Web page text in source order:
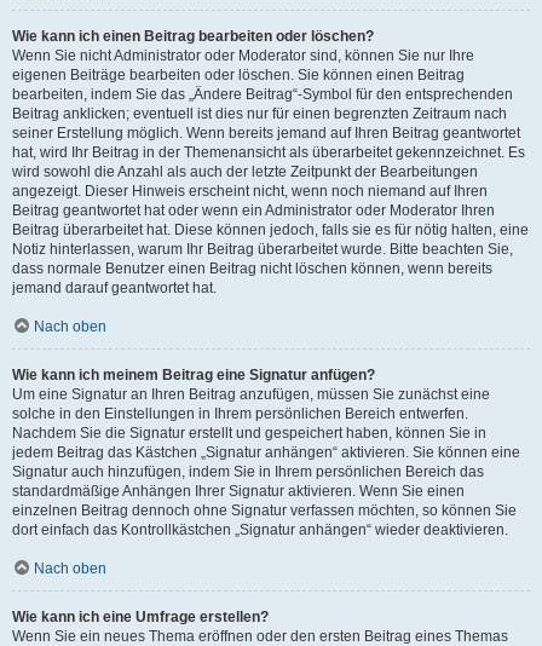
Wie kann ich einen Beitrag bearbeiten oder löschen?
Wenn Sie nicht Administrator oder Moderator sind, können Sie nur Ihre
eigenen Beiträge bearbeiten oder löschen. Sie können einen Beitrag
bearbeiten, indem Sie das „Ändere Beitrag“-Symbol für den entsprechenden
Beitrag anklicken; eventuell ist dies nur für einen begrenzten Zeitraum nach
seiner Erstellung möglich. Wenn bereits jemand auf Ihren Beitrag geantwortet
hat, wird Ihr Beitrag in der Themenansicht als überarbeitet gekennzeichnet. Es
wird sowohl die Anzahl als auch der letzte Zeitpunkt der Bearbeitungen
angezeigt. Dieser Hinweis erscheint nicht, wenn noch niemand auf Ihren
Beitrag geantwortet hat oder wenn ein Administrator oder Moderator Ihren
Beitrag überarbeitet hat. Diese können jedoch, falls sie es für nötig halten, eine
Notiz hinterlassen, warum Ihr Beitrag überarbeitet wurde. Bitte beachten Sie,
dass normale Benutzer einen Beitrag nicht löschen können, wenn bereits
jemand darauf geantwortet hat.
Nach oben
Wie kann ich meinem Beitrag eine Signatur anfügen?
Um eine Signatur an Ihren Beitrag anzufügen, müssen Sie zunächst eine
solche in den Einstellungen in Ihrem persönlichen Bereich entwerfen.
Nachdem Sie die Signatur erstellt und gespeichert haben, können Sie in
jedem Beitrag das Kästchen „Signatur anhängen“ aktivieren. Sie können eine
Signatur auch hinzufügen, indem Sie in Ihrem persönlichen Bereich das
standardmäßige Anhängen Ihrer Signatur aktivieren. Wenn Sie einen
einzelnen Beitrag dennoch ohne Signatur verfassen möchten, so können Sie
dort einfach das Kontrollkästchen „Signatur anhängen“ wieder deaktivieren.
Nach oben
Wie kann ich eine Umfrage erstellen?
Wenn Sie ein neues Thema eröffnen oder den ersten Beitrag eines Themas